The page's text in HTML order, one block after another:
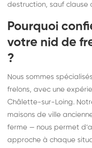
destruction, sauf clause
Pourquoi
votre nid de
?
Nous sommes
frelons, avec une
Châlette-sur-Loing.
maisons de ville
ferme — nous permet
approche à chaque